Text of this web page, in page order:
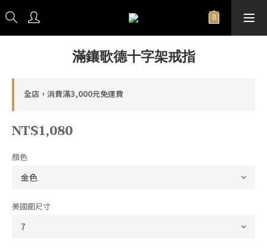
滿鑲歌德十字架戒指
全店，消費滿3,000元免運費
NT$1,080
顏色
美國圍尺寸